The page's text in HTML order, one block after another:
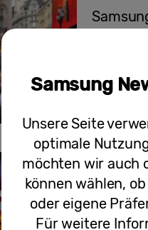
Der
Samsung
Unsere Seite
optimale
möchten wir auch
können wählen,
oder eigene
Für weitere